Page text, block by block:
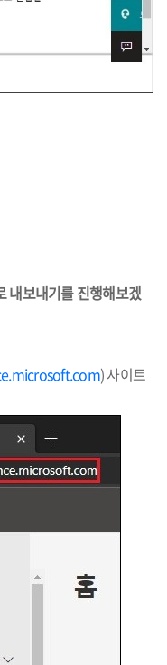
내보내기를 진행해보겠
) 사이트